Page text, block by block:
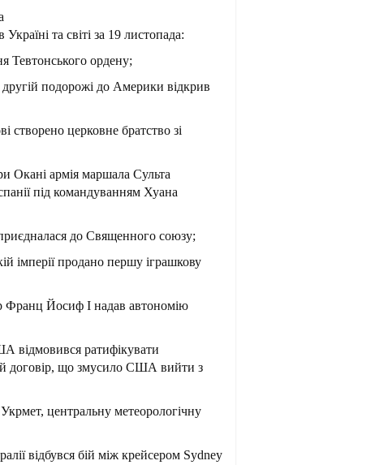
та світі за 19 листопада:
Тевтонського ордену;
подорожі до Америки відкрив
створено церковне братство зі
Окані армія маршала Сульта
під командуванням Хуана
до Священного союзу;
імперії продано першу іграшкову
Франц Йосиф I надав автономію
відмовився ратифікувати
договір, що змусило США вийти з
центральну метеорологічну
відбувся бій між крейсером Sydney